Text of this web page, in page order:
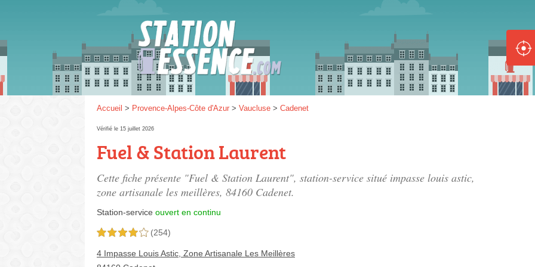
Accueil > Provence-Alpes-Côte d'Azur > Vaucluse > Cadenet
Vérifié le 15 juillet 2026
Fuel & Station Laurent
Cette fiche présente "Fuel & Station Laurent", station-service situé impasse louis astic,
zone artisanale les meillères, 84160 Cadenet.
Station-service ouvert en continu
4,0 étoiles sur 5 (254)
4 Impasse Louis Astic, Zone Artisanale Les Meillères
Gazole :
Disponible Épuisé
SP 98 :
SP 95 :
Disponible Épuisé